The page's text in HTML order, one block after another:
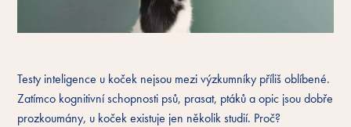
Testy inteligence u koček nejsou mezi výzkumníky příliš oblíbené.
Zatímco kognitivní schopnosti psů, prasat, ptáků a opic jsou dobře
prozkoumány, u koček existuje jen několik studií. Proč?